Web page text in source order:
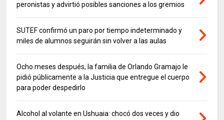
peronistas y advirtió posibles sanciones a los gremios
SUTEF confirmó un paro por tiempo indeterminado y
miles de alumnos seguirán sin volver a las aulas
Ocho meses después, la familia de Orlando Gramajo le
pidió públicamente a la Justicia que entregue el cuerpo
para poder despedirlo
Alcohol al volante en Ushuaia: chocó dos veces y dio